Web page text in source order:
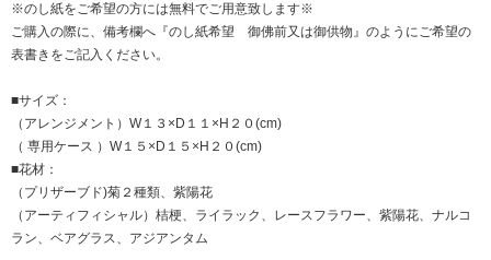
※のし紙をご希望の方には無料でご用意致します※
ご購入の際に、備考欄へ『のし紙希望 御佛前又は御供物』のようにご希望の
表書きをご記入ください。
■サイズ：
（アレンジメント）W１３×D１１×H２０(cm)
（ 専用ケース ）W１５×D１５×H２０(cm)
■花材：
（プリザーブド)菊２種類、紫陽花
（アーティフィシャル）桔梗、ライラック、レースフラワー、紫陽花、ナルコ
ラン、ベアグラス、アジアンタム